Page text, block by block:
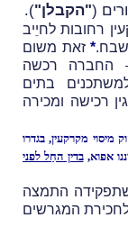
("הקבלן").
רחובות לחיֵיב
*זאת משום
החברה רכשה
בתים
רכישה ומכירה
2010 התקבל בכנסת תיקון 69 לחוק מיסוי מקרקעין, בגדרו
אפוא,בדין החַל לפני
התמצה
המגרשים